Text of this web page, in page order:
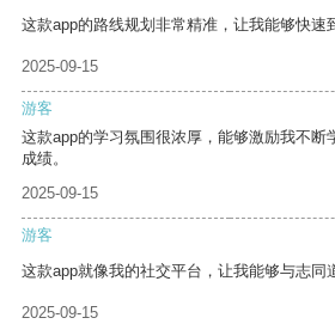
这款app的路线规划非常精准，让我能够快速
2025-09-15
游客
这款app的学习氛围很浓厚，能够激励我不断
成绩。
2025-09-15
游客
这款app就像我的社交平台，让我能够与志同
2025-09-15